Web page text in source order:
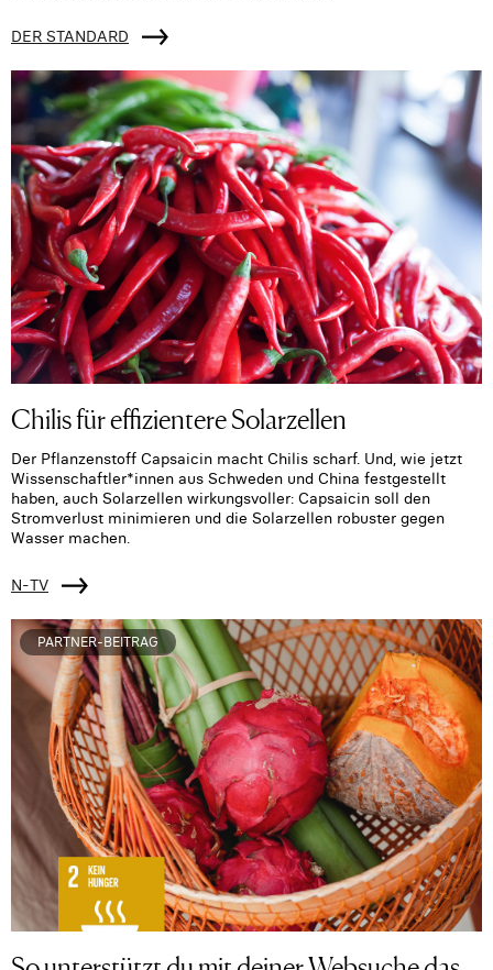
DER STANDARD
Chilis für effizientere Solarzellen
Der Pflanzenstoff Capsaicin macht Chilis scharf. Und, wie jetzt
Wissenschaftler*innen aus Schweden und China festgestellt
haben, auch Solarzellen wirkungsvoller: Capsaicin soll den
Stromverlust minimieren und die Solarzellen robuster gegen
Wasser machen.
N-TV
PARTNER-BEITRAG